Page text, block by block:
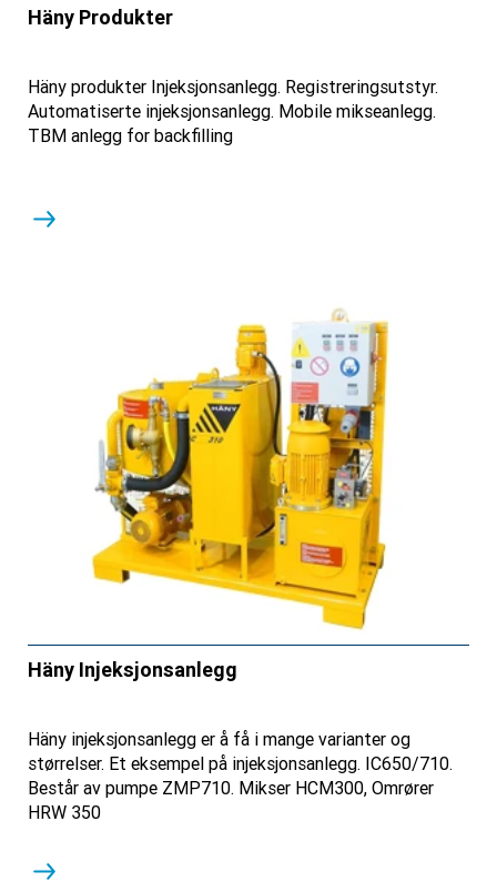
Häny Produkter
Häny produkter Injeksjonsanlegg. Registreringsutstyr.
Automatiserte injeksjonsanlegg. Mobile mikseanlegg.
TBM anlegg for backfilling
Häny Injeksjonsanlegg
Häny injeksjonsanlegg er å få i mange varianter og
størrelser. Et eksempel på injeksjonsanlegg. IC650/710.
Består av pumpe ZMP710. Mikser HCM300, Omrører
HRW 350